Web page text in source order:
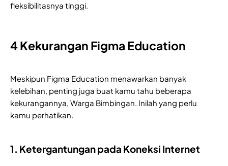
fleksibilitasnya tinggi.
4 Kekurangan Figma Education
Meskipun Figma Education menawarkan banyak
kelebihan, penting juga buat kamu tahu beberapa
kekurangannya, Warga Bimbingan. Inilah yang perlu
kamu perhatikan.
1. Ketergantungan pada Koneksi Internet